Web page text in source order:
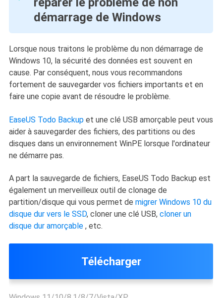
démarrage de Windows
Lorsque nous traitons le problème du non démarrage de
Windows 10, la sécurité des données est souvent en
cause. Par conséquent, nous vous recommandons
fortement de sauvegarder vos fichiers importants et en
faire une copie avant de résoudre le problème.
EaseUS Todo Backupet une clé USB amorçable peut vous
aider à sauvegarder des fichiers, des partitions ou des
disques dans un environnement WinPE lorsque l'ordinateur
ne démarre pas.
A part la sauvegarde de fichiers, EaseUS Todo Backup est
également un merveilleux outil de clonage de
partition/disque qui vous permet de migrer Windows 10 du
disque dur vers le SSD, cloner une clé USB, cloner un
disque dur amorçable , etc.
Télécharger